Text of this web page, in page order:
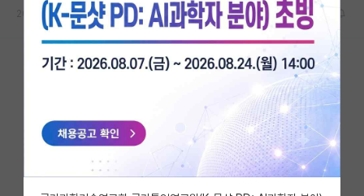
커뮤니티
커뮤니티 홈
IF 명예의전당
자유 게시판(아무개랩)
2025.12.17 0 1361